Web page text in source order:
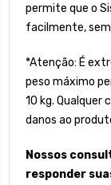
permite que o
facilmente,
*Atenção: É
peso máximo
10 kg. Qualquer
danos ao
Nossos
responder